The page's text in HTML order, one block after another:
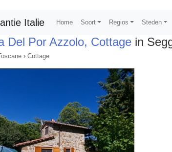
Italie Home Soort Regios Steden
Del Por Azzolo, Cottage in
› Cottage